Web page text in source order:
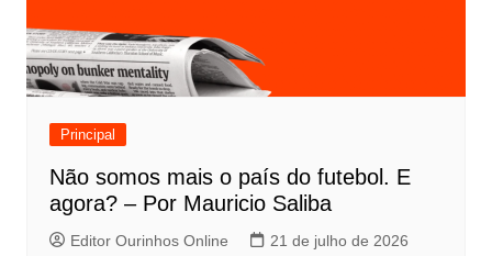
Principal
Não somos mais o país do futebol. E
agora? – Por Mauricio Saliba
Editor Ourinhos Online 21 de julho de 2026